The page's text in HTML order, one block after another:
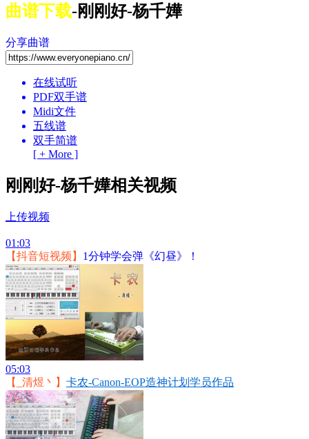
曲谱下载-刚刚好-杨千嬅
分享曲谱
在线试听
PDF双手谱
Midi文件
五线谱
双手简谱
[ + More ]
刚刚好-杨千嬅相关视频
上传视频
01:03
【抖音短视频】 1分钟学会弹《幻昼》！
05:03
【_清煜丶】 卡农-Canon-EOP造神计划学员作品